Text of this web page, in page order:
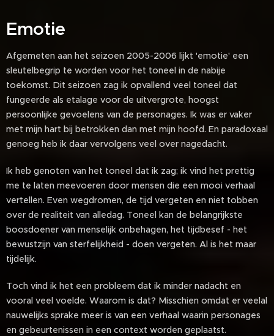
Emotie
Afgemeten aan het seizoen 2005-2006 lijkt 'emotie' een
sleutelbegrip te worden voor het toneel in de nabije
toekomst. Dit seizoen zag ik opvallend veel toneel dat
fungeerde als etalage voor de uitvergrote, hoogst
persoonlijke gevoelens van de personages. Ik was er vaker
met mijn hart bij betrokken dan met mijn hoofd. En paradoxaal
genoeg heb ik daar vervolgens veel over nagedacht.
Ik heb genoten van het toneel dat ik zag; ik vind het prettig
me te laten meevoeren door mensen die een mooi verhaal
vertellen. Even wegdromen, de tijd vergeten en niet tobben
over de realiteit van alledag. Toneel kan de belangrijkste
boosdoener van menselijk onbehagen, het tijdbesef - het
bewustzijn van sterfelijkheid - doen vergeten. Al is het maar
tijdelijk.
Toch vind ik het een probleem dat ik minder nadacht en
vooral veel voelde. Waarom is dat? Misschien omdat er veelal
nauwelijks sprake meer is van een verhaal waarin personages
en gebeurtenissen in een context worden geplaatst.